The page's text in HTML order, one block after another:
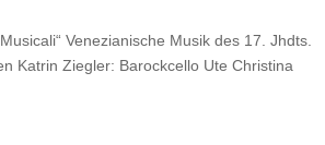
Venezianische Musik des 17. Jhdts.
Katrin Ziegler: Barockcello Ute Christina